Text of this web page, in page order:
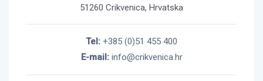
51260 Crikvenica, Hrvatska
Tel: +385 (0)51 455 400
E-mail:info@crikvenica.hr